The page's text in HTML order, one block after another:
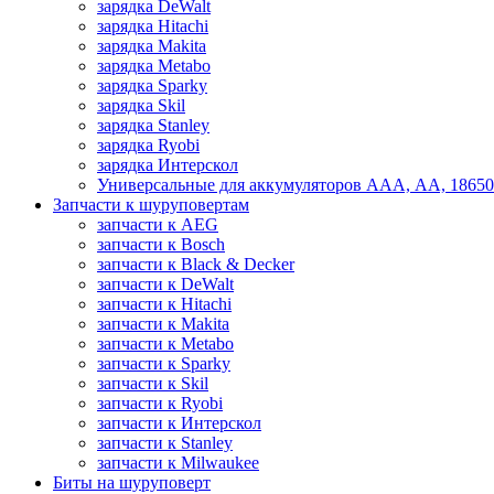
зарядка DeWalt
зарядка Hitachi
зарядка Makita
зарядка Metabo
зарядка Sparky
зарядка Skil
зарядка Stanley
зарядка Ryobi
зарядка Интерскол
Универсальные для аккумуляторов ААА, АА,
Запчасти к шуруповертам
запчасти к AEG
запчасти к Bosch
запчасти к Black & Decker
запчасти к DeWalt
запчасти к Hitachi
запчасти к Makita
запчасти к Metabo
запчасти к Sparky
запчасти к Skil
запчасти к Ryobi
запчасти к Интерскол
запчасти к Stanley
запчасти к Milwaukee
Биты на шуруповерт